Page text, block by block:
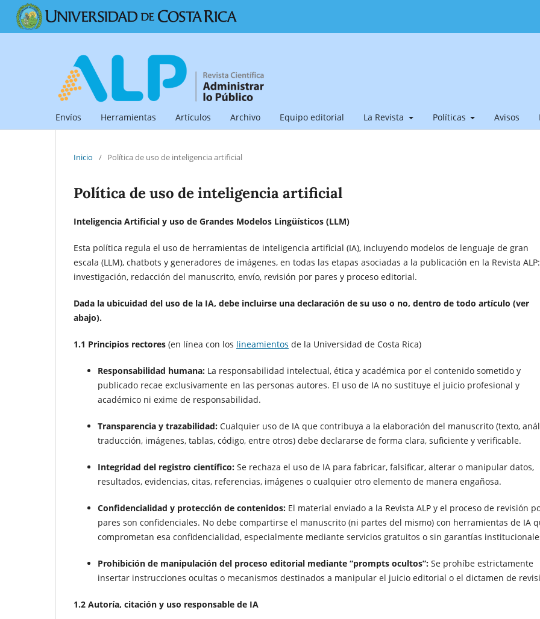
Envíos Herramientas Artículos Archivo Equipo editorial La Revista Políticas Avisos
Inicio / Política de uso de inteligencia artificial
Política de uso de inteligencia artificial
Inteligencia Artificial y uso de Grandes Modelos Lingüísticos (LLM)
Esta política regula el uso de herramientas de inteligencia artificial (IA), incluyendo modelos de lenguaje de gran
escala (LLM), chatbots y generadores de imágenes, en todas las etapas asociadas a la publicación en la Revista ALP:
investigación, redacción del manuscrito, envío, revisión por pares y proceso editorial.
Dada la ubicuidad del uso de la IA, debe incluirse una declaración de su uso o no, dentro de todo artículo (ver
abajo).
1.1 Principios rectores (en línea con los lineamientos de la Universidad de Costa Rica)
Responsabilidad humana: La responsabilidad intelectual, ética y académica por el contenido sometido y
publicado recae exclusivamente en las personas autores. El uso de IA no sustituye el juicio profesional y
académico ni exime de responsabilidad.
Transparencia y trazabilidad: Cualquier uso de IA que contribuya a la elaboración del manuscrito (texto,
traducción, imágenes, tablas, código, entre otros) debe declararse de forma clara, suficiente y verificable.
Integridad del registro científico: Se rechaza el uso de IA para fabricar, falsificar, alterar o manipular datos,
resultados, evidencias, citas, referencias, imágenes o cualquier otro elemento de manera engañosa.
Confidencialidad y protección de contenidos: El material enviado a la Revista ALP y el proceso de revisión
pares son confidenciales. No debe compartirse el manuscrito (ni partes del mismo) con herramientas de IA
comprometan esa confidencialidad, especialmente mediante servicios gratuitos o sin garantías
Prohibición de manipulación del proceso editorial mediante “prompts ocultos”: Se prohíbe estrictamente
insertar instrucciones ocultas o mecanismos destinados a manipular el juicio editorial o el dictamen de
1.2 Autoría, citación y uso responsable de IA